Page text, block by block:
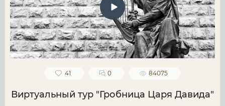
41 0 84075
Виртуальный тур "Гробница Царя Давида"